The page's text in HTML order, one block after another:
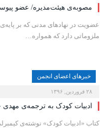
مصوبه‌ی هیئت‌مدیره/ عضو
عضویت در نهادهای مدنی که بر
ملزوماتی دارد که همواره…
خبرهای اعضای انجمن
۲۸ فروردین, ۱۳۹۶
ادبیات کودک به ترجمه‌ى مهدى
کتاب «ادبیات کودک» نوشته‌ى